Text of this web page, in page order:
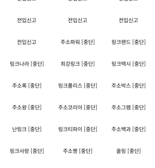
전입신고
전입신고
링크나라 [중단]
주소록 [중단]
주소왕 [중단]
난링크 [중단]
링크사랑 [중단]
전입신고
주소파워 [중단]
최강링크 [중단]
링크폴리스 [중단]
주소코리아 [중단]
링크티파이 [중단]
주소짱 [중단]
전입신고
링크랜드 [중단]
링크택시 [중단]
주소박스 [중단]
주소그램 [중단]
주소백과 [중단]
올링 [중단]